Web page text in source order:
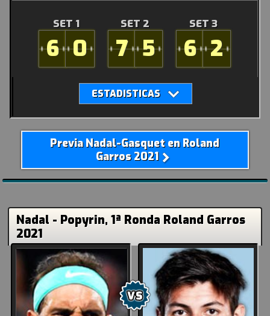
SET 1
6 0
SET 2
7 5
SET 3
6 2
Previa Nadal-Gasquet en Roland
Garros 2021
Nadal - Popyrin, 1ª Ronda Roland Garros
2021